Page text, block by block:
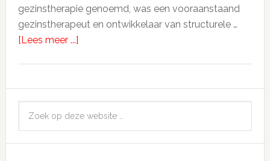
gezinstherapie genoemd, was een vooraanstaand
gezinstherapeut en ontwikkelaar van structurele …
[Lees meer ...]